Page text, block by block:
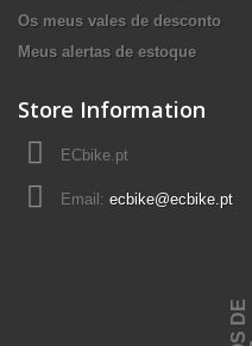
Os meus vales de desconto
Meus alertas de estoque
Store Information
ECbike.pt
Email: ecbike@ecbike.pt